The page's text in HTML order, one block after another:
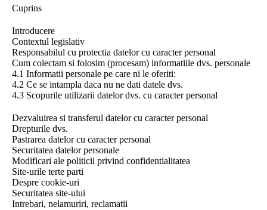
Cuprins
Introducere
Contextul legislativ
Responsabilul cu protectia datelor cu caracter personal
Cum colectam si folosim (procesam) informatiile dvs. personale
4.1 Informatii personale pe care ni le oferiti:
4.2 Ce se intampla daca nu ne dati datele dvs.
4.3 Scopurile utilizarii datelor dvs. cu caracter personal
Dezvaluirea si transferul datelor cu caracter personal
Drepturile dvs.
Pastrarea datelor cu caracter personal
Securitatea datelor personale
Modificari ale politicii privind confidentialitatea
Site-urile terte parti
Despre cookie-uri
Securitatea site-ului
Intrebari, nelamuriri, reclamatii